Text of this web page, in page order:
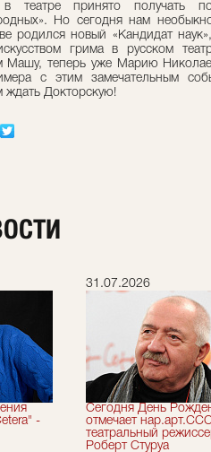
принято получать
Но сегодня нам
родился новый «Кандидат
грима в русском
Машу, теперь уже Марию
с этим замечательным
ждать Докторскую!
-
31.07.2026
Сегодня День
отмечает
театральный
Роберт Стуруа